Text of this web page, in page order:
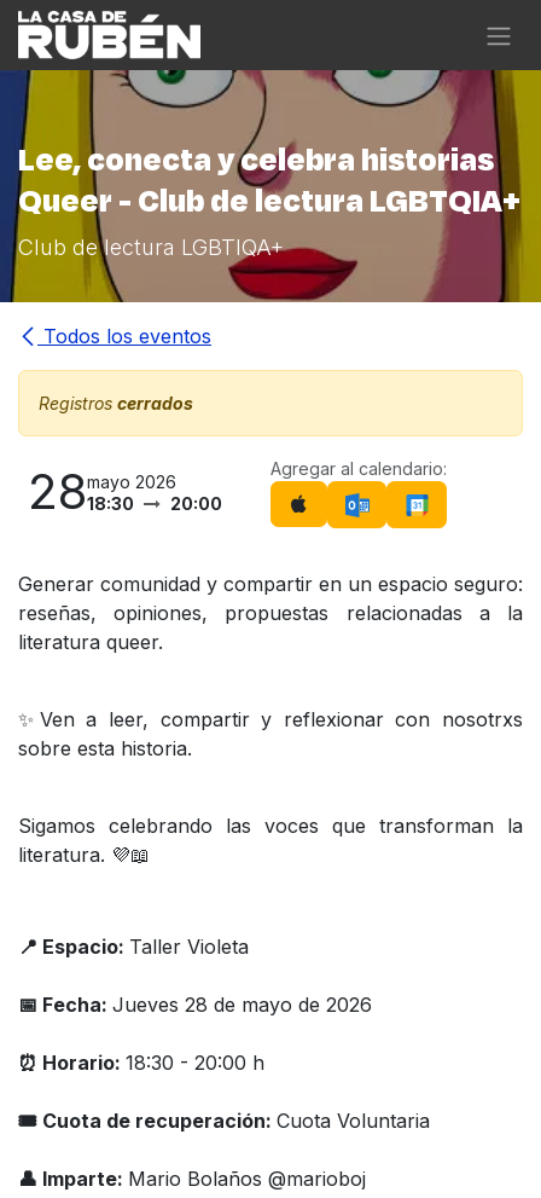
Ir al contenido
Lee, conecta y celebra historias
Queer - Club de lectura LGBTQIA+
Club de lectura LGBTIQA+
Todos los eventos
Registros cerrados
28mayo 2026
18:30
20:00
Agregar al calendario:
Generar comunidad y compartir en un espacio seguro:
reseñas, opiniones, propuestas relacionadas a la
literatura queer.
✨Ven a leer, compartir y reflexionar con nosotrxs
sobre esta historia.
Sigamos celebrando las voces que transforman la
literatura. 💜📖
📍 Espacio: Taller Violeta
📅 Fecha: Jueves 28 de mayo de 2026
⏰ Horario: 18:30 - 20:00 h
🎟 Cuota de recuperación: Cuota Voluntaria
👤 Imparte: Mario Bolaños @marioboj